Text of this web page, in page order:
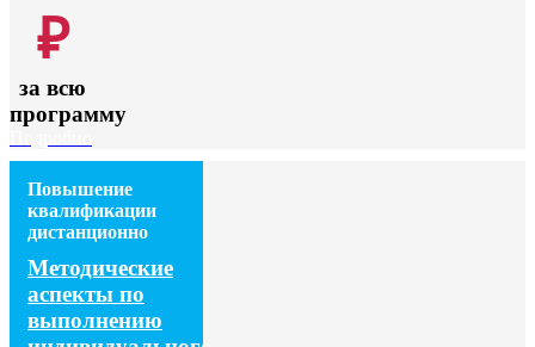
₽
за всю
программу
Повышение
квалификации
дистанционно
Методические
аспекты по
выполнению